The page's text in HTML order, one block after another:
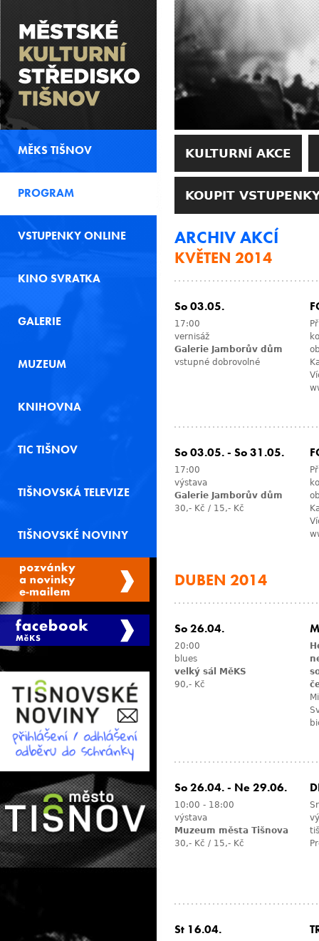
KULTURNÍ AKCE
KOUPIT
ARCHIV AKCÍ
KVĚTEN 2014
So 03.05.
17:00
vernisáž
Galerie Jamborův dům
vstupné dobrovolné
So 03.05. - So 31.05.
17:00
výstava
Galerie Jamborův dům
30,- Kč / 15,- Kč
DUBEN 2014
So 26.04.
20:00
blues
velký sál MěKS
90,- Kč
So 26.04. - Ne 29.06.
10:00 - 18:00
výstava
Muzeum města Tišnova
30,- Kč / 15,- Kč
St 16.04.
MĚKS TIŠNOV
PROGRAM
VSTUPENKY ONLINE
KINO SVRATKA
GALERIE
MUZEUM
KNIHOVNA
TIC TIŠNOV
TIŠNOVSKÁ TELEVIZE
TIŠNOVSKÉ NOVINY